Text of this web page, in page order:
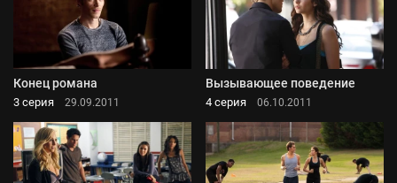
Конец романа
3 серия 29.09.2011
Вызывающее поведение
4 серия 06.10.2011